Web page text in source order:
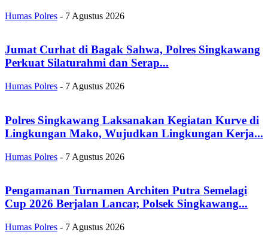
Humas Polres - 7 Agustus 2026
Jumat Curhat di Bagak Sahwa, Polres Singkawang
Perkuat Silaturahmi dan Serap...
Humas Polres - 7 Agustus 2026
Polres Singkawang Laksanakan Kegiatan Kurve di
Lingkungan Mako, Wujudkan Lingkungan Kerja...
Humas Polres - 7 Agustus 2026
Pengamanan Turnamen Architen Putra Semelagi
Cup 2026 Berjalan Lancar, Polsek Singkawang...
Humas Polres - 7 Agustus 2026